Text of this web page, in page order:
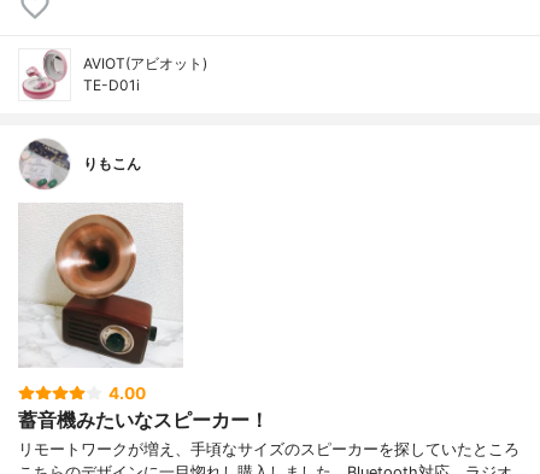
AVIOT(アビオット)
TE-D01i
りもこん
4.00
蓄音機みたいなスピーカー！
リモートワークが増え、手頃なサイズのスピーカーを探していたところ